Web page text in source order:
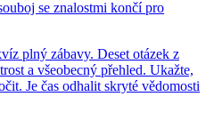
se znalostmi končí pro
plný zábavy. Deset otázek z
a všeobecný přehled. Ukažte,
Je čas odhalit skryté vědomosti